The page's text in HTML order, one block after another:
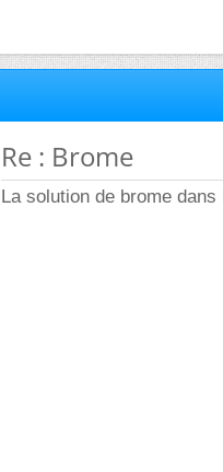
Re : Brome
La solution de brome